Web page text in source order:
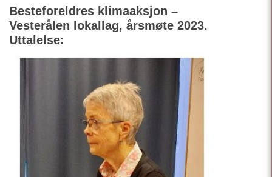
Besteforeldres klimaaksjon –
Vesterålen lokallag, årsmøte 2023.
Uttalelse: